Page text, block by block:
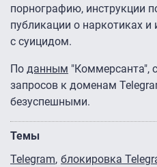
порнографию, инструкции
публикации о наркотиках
с суицидом.
По данным "Коммерсанта",
запросов к доменам
безуспешными.
Темы
Telegram блокировка